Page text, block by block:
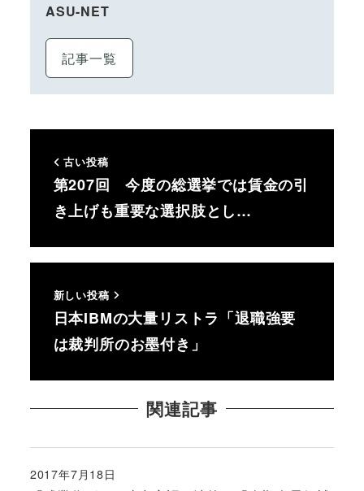
ASU-NET
記事一覧
古い投稿
第207回 今度の総選挙では賃金の引
き上げも重要な選択肢とし…
新しい投稿
日本IBMの大量リストラ「退職強要
は裁判所のお墨付き」
関連記事
投稿日
2017年7月18日